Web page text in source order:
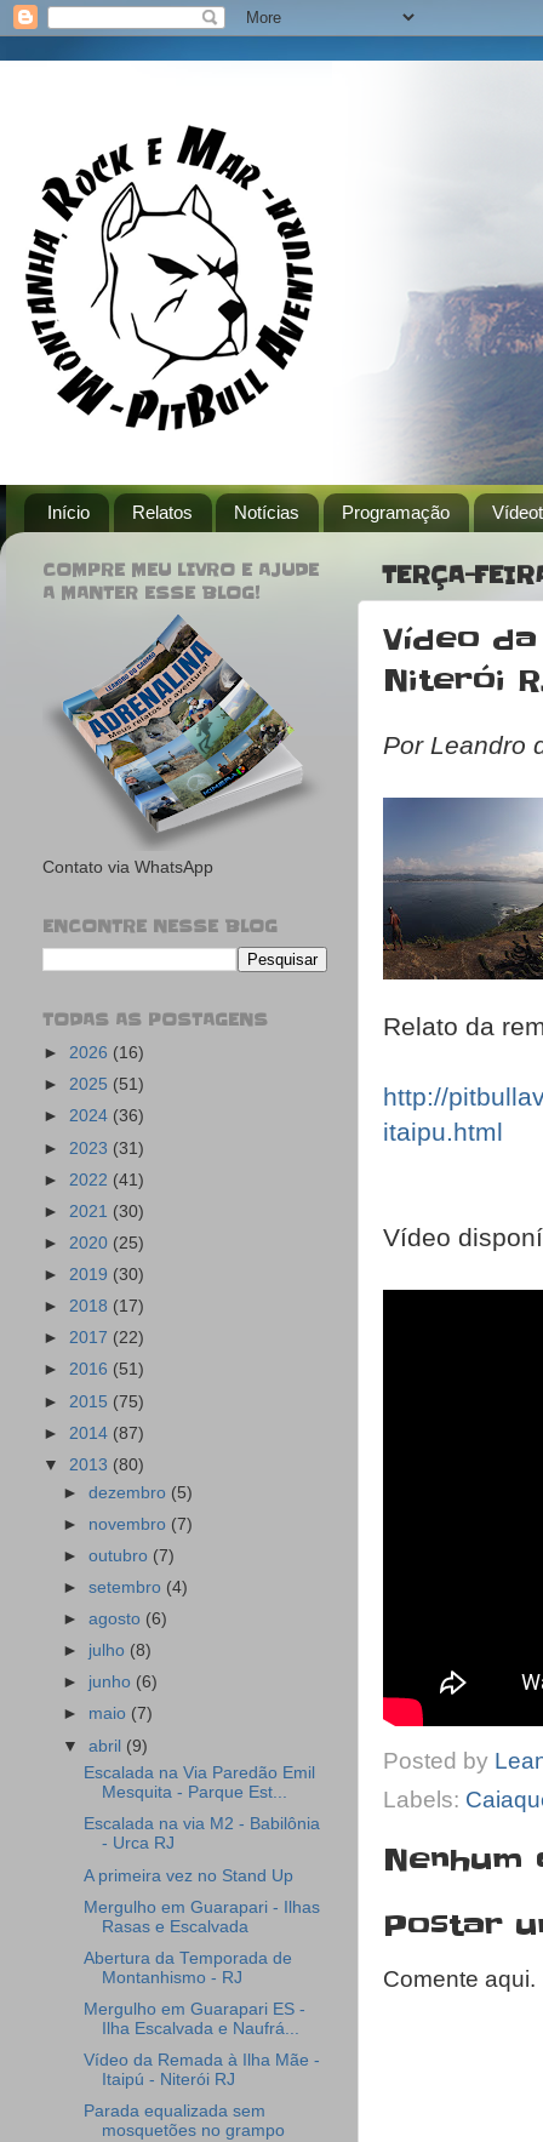
Início Relatos Notícias Programação
TERÇA-
Vídeo
Niterói
Por Leandro
Relato da
http://
itaipu.html
Vídeo
Posted by
Labels:
Nenhum
Postar
Comente aqui.
COMPRE MEU LIVRO E AJUDE
A MANTER ESSE BLOG!
Contato via WhatsApp
ENCONTRE NESSE BLOG
TODAS AS POSTAGENS
► 2026 (16)
► 2025 (51)
► 2024 (36)
► 2023 (31)
► 2022 (41)
► 2021 (30)
► 2020 (25)
► 2019 (30)
► 2018 (17)
► 2017 (22)
► 2016 (51)
► 2015 (75)
► 2014 (87)
▼ 2013 (80)
►dezembro (5)
► novembro (7)
►outubro (7)
►setembro (4)
►agosto (6)
► julho (8)
► junho (6)
► maio (7)
▼abril (9)
Escalada na Via Paredão Emil
Mesquita - Parque Est...
Escalada na via M2 - Babilônia
- Urca RJ
A primeira vez no Stand Up
Mergulho em Guarapari - Ilhas
Rasas e Escalvada
Abertura da Temporada de
Montanhismo - RJ
Mergulho em Guarapari ES -
Ilha Escalvada e Naufrá...
Vídeo da Remada à Ilha Mãe -
Itaipú - Niterói RJ
Parada equalizada sem
mosquetões no grampo